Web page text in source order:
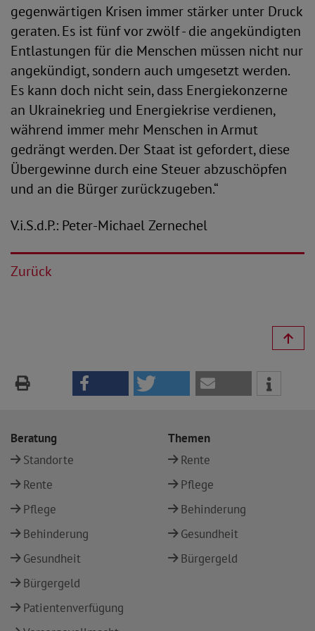
gegenwärtigen Krisen immer stärker unter Druck
geraten. Es ist fünf vor zwölf - die angekündigten
Entlastungen für die Menschen müssen nicht nur
angekündigt, sondern auch umgesetzt werden.
Es kann doch nicht sein, dass Energiekonzerne
an Ukrainekrieg und Energiekrise verdienen,
während immer mehr Menschen in Armut
gedrängt werden. Der Staat ist gefordert, diese
Übergewinne durch eine Steuer abzuschöpfen
und an die Bürger zurückzugeben.“
V.i.S.d.P.: Peter-Michael Zernechel
Zurück
Beratung
Standorte
Rente
Pflege
Behinderung
Gesundheit
Bürgergeld
Patientenverfügung
Themen
Rente
Pflege
Behinderung
Gesundheit
Bürgergeld